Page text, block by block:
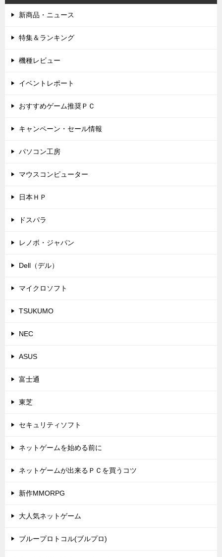
新商品・ニュース
特集＆ランキング
機種レビュー
イベントレポート
おすすめゲーム推奨ＰＣ
キャンペーン・セール情報
パソコン工房
マウスコンピューター
日本ＨＰ
ドスパラ
レノボ・ジャパン
Dell（デル）
マイクロソフト
TSUKUMO
NEC
ASUS
富士通
東芝
セキュリティソフト
ネットゲームを始める前に
ネットゲームが出来るＰＣを買うコツ
新作MMORPG
大人気ネットゲーム
ブループロトコル(ブルプロ)